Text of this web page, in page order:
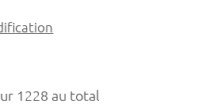
1228 au total